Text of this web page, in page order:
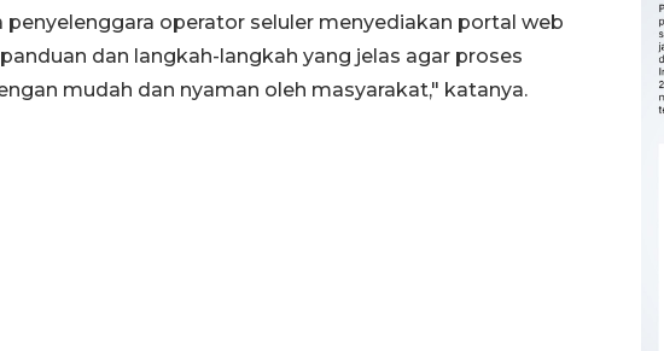
operator seluler menyediakan portal web
dan langkah-langkah yang jelas agar proses
mudah dan nyaman oleh masyarakat," katanya.